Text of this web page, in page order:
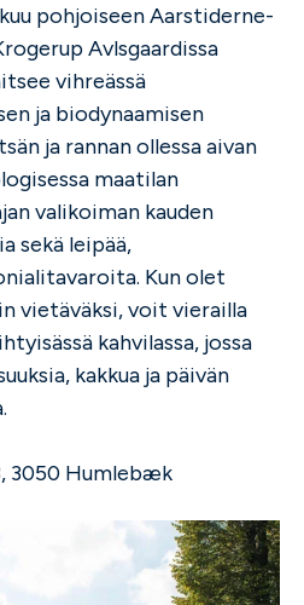
pohjoiseen Aarstiderne-
Avlsgaardissa
vihreässä
ja biodynaamisen
ja rannan ollessa aivan
maatilan
valikoiman kauden
sekä leipää,
Kun olet
vietäväksi, voit vierailla
kahvilassa, jossa
kakkua ja päivän
3050 Humlebæk